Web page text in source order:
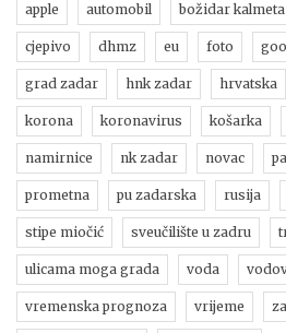
apple automobil božidar kalmeta
cjepivo dhmz eu foto
grad zadar hnk zadar hrvatska
korona koronavirus košarka
namirnice nk zadar novac
prometna pu zadarska rusija
stipe miočić sveučilište u zadru
ulicama moga grada voda
vremenska prognoza vrijeme